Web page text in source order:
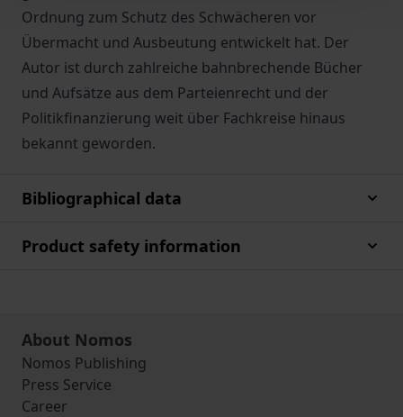
Ordnung zum Schutz des Schwächeren vor
Übermacht und Ausbeutung entwickelt hat. Der
Autor ist durch zahlreiche bahnbrechende Bücher
und Aufsätze aus dem Parteienrecht und der
Politikfinanzierung weit über Fachkreise hinaus
bekannt geworden.
Bibliographical data
Product safety information
About Nomos
Nomos Publishing
Press Service
Career